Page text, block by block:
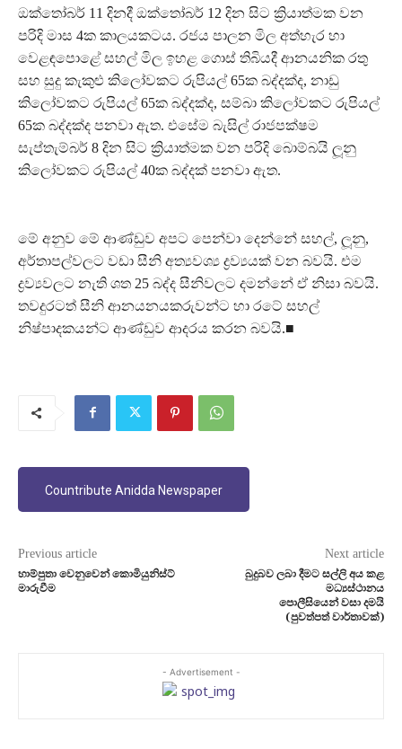
ඔක්තෝබර් 11 දිනදී ඔක්තෝබර් 12 දින සිට ක්‍රියාත්මක වන
පරිදි මාස 4ක කාලයකටය. රජය පාලන මිල අත්හැර හා
වෙළඳපොළේ සහල් මිල ඉහළ ගොස් තිබියදී ආනයනික රතු
සහ සුදු කැකුළු කිලෝවකට රුපියල් 65ක බද්දක්ද, නාඩු
කිලෝවකට රුපියල් 65ක බද්දක්ද, සම්බා කිලෝවකට රුපියල්
65ක බද්දක්ද පනවා ඇත. එසේම බැසිල් රාජපක්ෂම
සැප්තැම්බර් 8 දින සිට ක්‍රියාත්මක වන පරිදි බොම්බයි ලූනු
කිලෝවකට රුපියල් 40ක බද්දක් පනවා ඇත.
මේ අනුව මේ ආණ්ඩුව අපට පෙන්වා දෙන්නේ සහල්, ලූනු,
අර්තාපල්වලට වඩා සීනි අත්‍යවශ්‍ය ද්‍රව්‍යයක් වන බවයි. එම
ද්‍රව්‍යවලට නැති ශත 25 බද්ද සීනිවලට දමන්නේ ඒ නිසා බවයි.
තවදුරටත් සීනි ආනයනයකරුවන්ට හා රටේ සහල්
නිෂ්පාදකයන්ට ආණ්ඩුව ආදරය කරන බවයි.■
Countribute Anidda Newspaper
Previous article
හාම්පුතා වෙනුවෙන් කොමියුනිස්ට්
මාරුවීම
Next article
බුදුබව ලබා දීමට සල්ලි අය කළ
මධ්‍යස්ථානය
පොලීසියෙන් වසා දමයි
(පුවත්පත් වාර්තාවක්)
- Advertisement -